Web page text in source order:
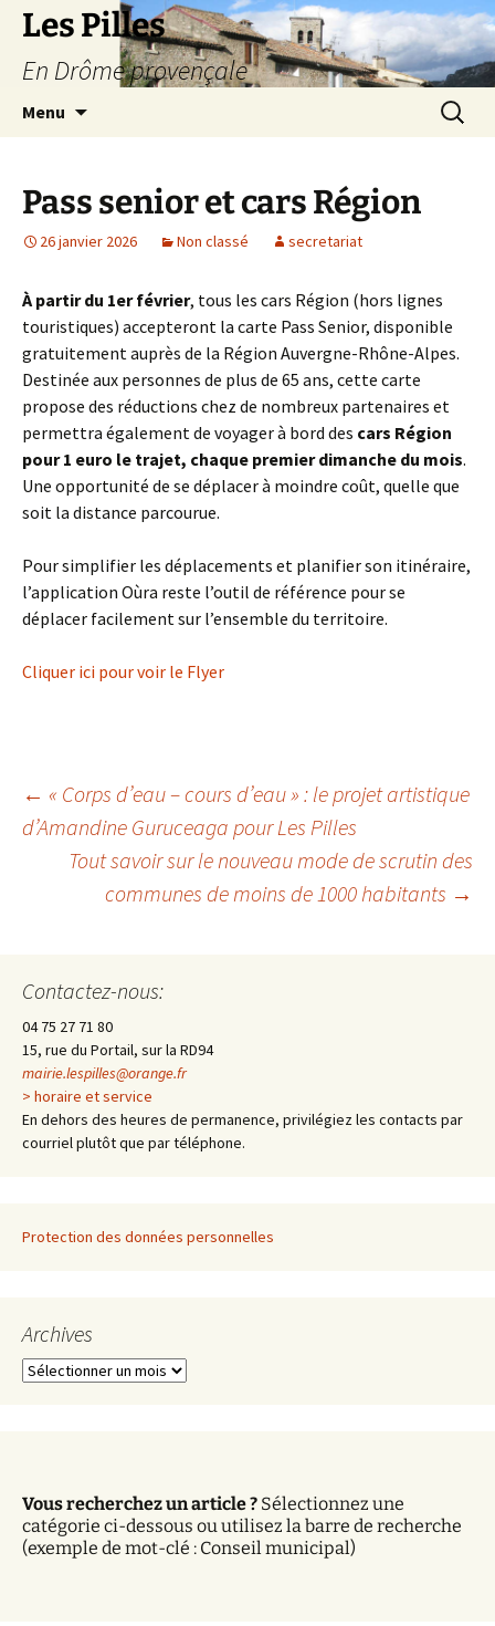
Les Pilles
En Drôme provençale
Menu
Pass senior et cars Région
26 janvier 2026 Non classé secretariat
À partir du 1er février, tous les cars Région (hors lignes
touristiques) accepteront la carte Pass Senior, disponible
gratuitement auprès de la Région Auvergne-Rhône-Alpes.
Destinée aux personnes de plus de 65 ans, cette carte
propose des réductions chez de nombreux partenaires et
permettra également de voyager à bord des cars Région
pour 1 euro le trajet, chaque premier dimanche du mois.
Une opportunité de se déplacer à moindre coût, quelle que
soit la distance parcourue.
Pour simplifier les déplacements et planifier son itinéraire,
l’application Oùra reste l’outil de référence pour se
déplacer facilement sur l’ensemble du territoire.
Cliquer ici pour voir le Flyer
Navigation
articles
← « Corps d’eau – cours d’eau » : le projet artistique
d’Amandine Guruceaga pour Les Pilles
Tout savoir sur le nouveau mode de scrutin des
communes de moins de 1000 habitants →
Contactez-nous:
04 75 27 71 80
15, rue du Portail, sur la RD94
mairie.lespilles@orange.fr
> horaire et service
En dehors des heures de permanence, privilégiez les contacts par
courriel plutôt que par téléphone.
Protection des données personnelles
Archives
A
e
s
Vous recherchez un article ? Sélectionnez une
catégorie ci-dessous ou utilisez la barre de recherche
(exemple de mot-clé : Conseil municipal)